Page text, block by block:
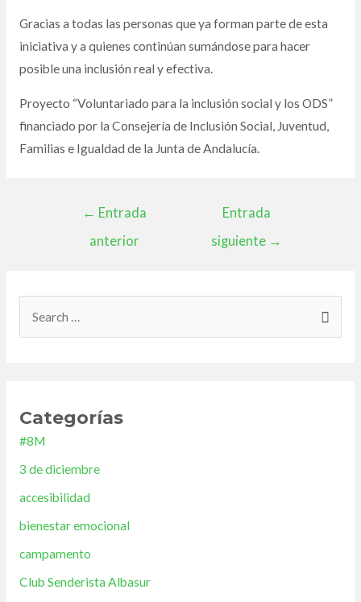
Gracias a todas las personas que ya forman parte de esta
iniciativa y a quienes continúan sumándose para hacer
posible una inclusión real y efectiva.
Proyecto “Voluntariado para la inclusión social y los ODS”
financiado por la Consejería de Inclusión Social, Juventud,
Familias e Igualdad de la Junta de Andalucía.
← Entrada
anterior
Entrada
siguiente →
a
r
p
o
r
Categorías
#8M
3 de diciembre
accesibilidad
bienestar emocional
campamento
Club Senderista Albasur